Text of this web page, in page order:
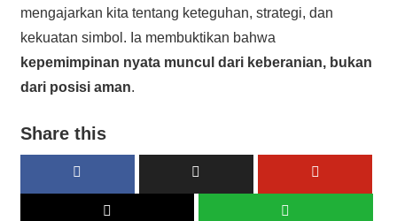
mengajarkan kita tentang keteguhan, strategi, dan
kekuatan simbol. Ia membuktikan bahwa
kepemimpinan nyata muncul dari keberanian, bukan
dari posisi aman.
Share this